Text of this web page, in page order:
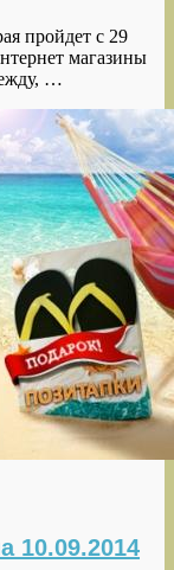
пройдет с 29
магазины
…
10.09.2014